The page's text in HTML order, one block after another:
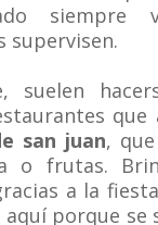
siempre
supervisen.
suelen
que
san juan,
o frutas.
a la
porque se